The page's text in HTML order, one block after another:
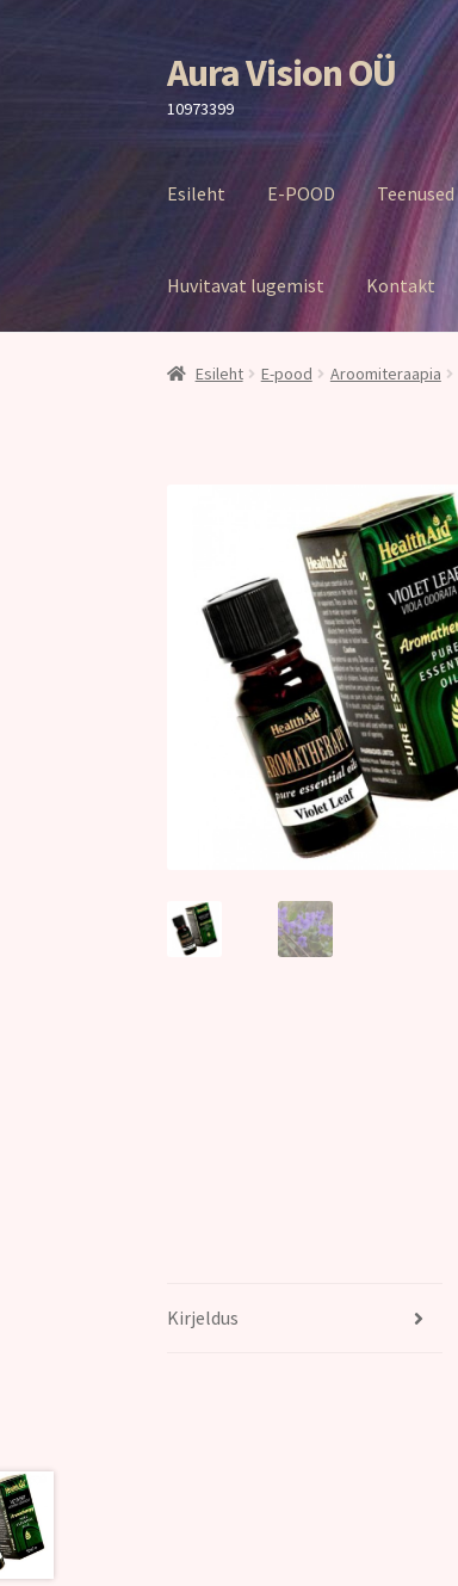
Liigu
navigeerimisele
Liigu
sisu
juurde
Aura Vision OÜ
10973399
Esileht E-POOD Teenused
Huvitavat lugemist Kontakt
Esileht E-pood Aroomiteraapia
Kirjeldus